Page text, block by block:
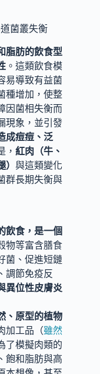
菌叢失衡
脂肪的飲食型
。這類飲食模
易導致有益菌
種增加，使整
因菌相失衡而
現象，並引發
成痘痘、泛
， 紅肉（牛、
與這類變化
群長期失衡與
飲食，是一個
物等富含膳食
菌、促進短鏈
調節免疫反
異位性皮膚炎
、原型的植物
加工品（雖然
了模擬肉類的
飽和脂肪與高